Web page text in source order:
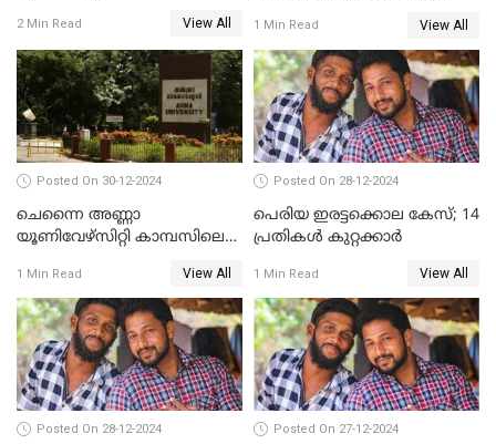
കൂടുതൽ അന്വേഷണത്തിന്
പൊലീസ്
2 Min Read View All 1 Min Read View All
Posted On 30-12-2024
ചെന്നൈ അണ്ണാ
യൂണിവേഴ്‌സിറ്റി കാമ്പസിലെ
കമ്മീഷന്‍ ഇന്ന്
യൂണിവേഴ്‌സിറ്റിയിലെത്തും
1 Min Read View All
Posted On 28-12-2024
പെരിയ ഇരട്ടക്കൊല കേസ്; 14
പ്രതികള്‍ കുറ്റക്കാര്‍
1 Min Read View All
Posted On 28-12-2024 Posted On 27-12-2024